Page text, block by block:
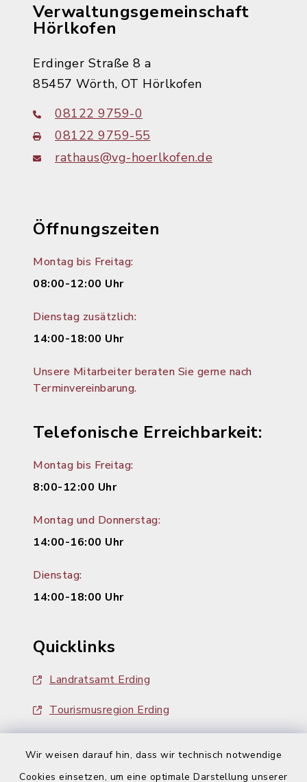
Wir weisen darauf hin, dass wir technisch notwendige
Cookies einsetzen, um eine optimale Darstellung unserer
Verwaltungsgemeinschaft
Hörlkofen
Erdinger Straße 8 a
85457 Wörth, OT Hörlkofen
08122 9759-0
08122 9759-55
rathaus@vg-hoerlkofen.de
Öffnungszeiten
Montag bis Freitag:
08:00-12:00 Uhr
Dienstag zusätzlich:
14:00-18:00 Uhr
Unsere Mitarbeiter beraten Sie gerne nach
Terminvereinbarung.
Telefonische Erreichbarkeit:
Montag bis Freitag:
8:00-12:00 Uhr
Montag und Donnerstag:
14:00-16:00 Uhr
Dienstag:
14:00-18:00 Uhr
Quicklinks
Landratsamt Erding
Tourismusregion Erding